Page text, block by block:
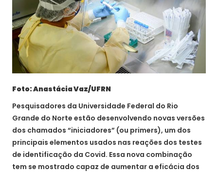
Foto: Anastácia Vaz/UFRN
Pesquisadores da Universidade Federal do Rio
Grande do Norte estão desenvolvendo novas versões
dos chamados “iniciadores” (ou primers), um dos
principais elementos usados nas reações dos testes
de identificação da Covid. Essa nova combinação
tem se mostrado capaz de aumentar a eficácia dos